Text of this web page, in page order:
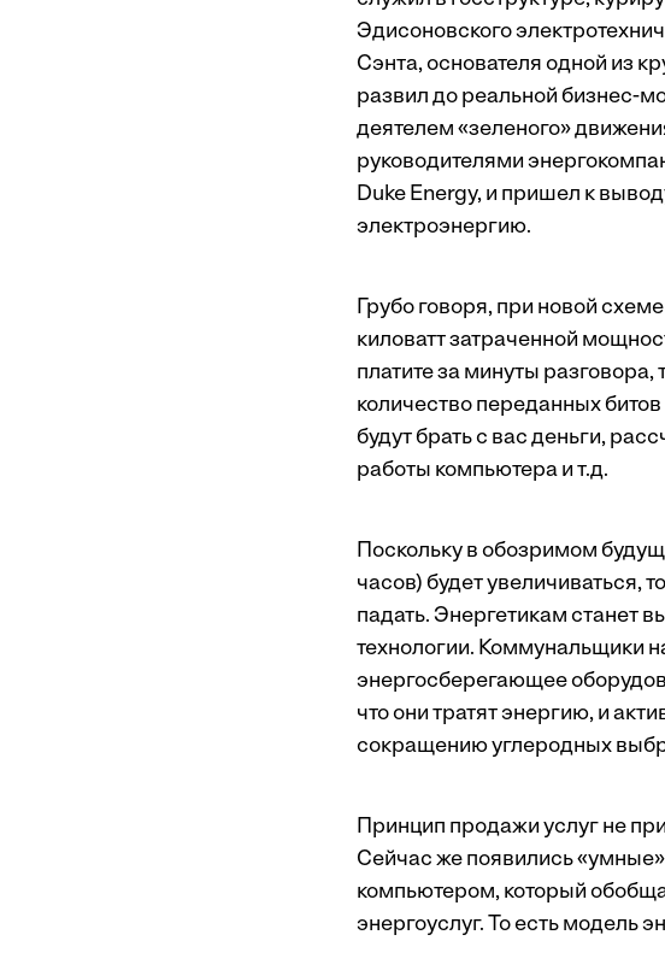
Эдисоновского
Сэнта, основателя одной из
развил до реальной бизнес-
деятелем «зеленого»
руководителями
Duke Energy, и пришел к
электроэнергию.
Грубо говоря, при новой
киловатт затраченной
платите за минуты
количество переданных
будут брать с вас деньги,
работы компьютера и т.д.
Поскольку в обозримом
часов) будет увеличиваться,
падать. Энергетикам станет
технологии. Коммунальщики
энергосберегающее
что они тратят энергию, и
сокращению углеродных
Принцип продажи услуг не
Сейчас же появились
компьютером, который
энергоуслуг. То есть модель